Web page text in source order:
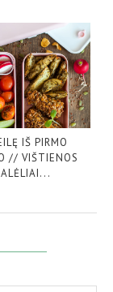
IŠ PIRMO
// VIŠTIENOS